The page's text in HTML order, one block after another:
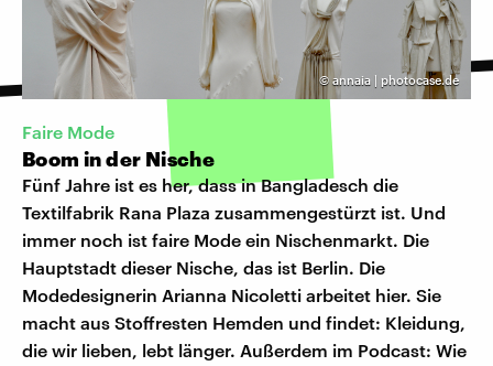
© annaia | photocase.de
Faire Mode
Boom in der Nische
Fünf Jahre ist es her, dass in Bangladesch die
Textilfabrik Rana Plaza zusammengestürzt ist. Und
immer noch ist faire Mode ein Nischenmarkt. Die
Hauptstadt dieser Nische, das ist Berlin. Die
Modedesignerin Arianna Nicoletti arbeitet hier. Sie
macht aus Stoffresten Hemden und findet: Kleidung,
die wir lieben, lebt länger. Außerdem im Podcast: Wie